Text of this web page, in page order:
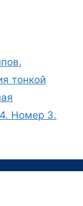
,
тонкой
Номер 3.